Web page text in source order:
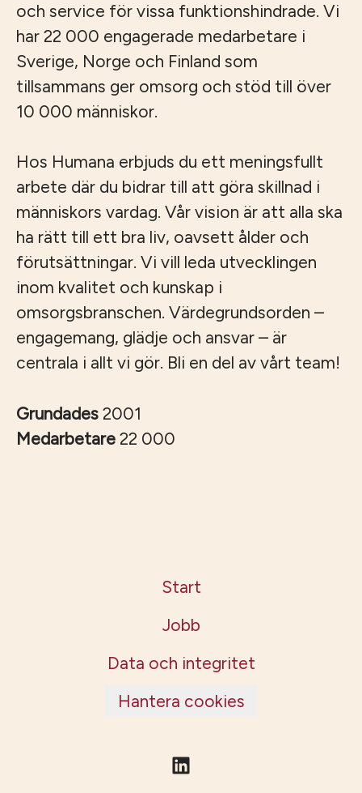
och service för vissa funktionshindrade. Vi
har 22 000 engagerade medarbetare i
Sverige, Norge och Finland som
tillsammans ger omsorg och stöd till över
10 000 människor.
Hos Humana erbjuds du ett meningsfullt
arbete där du bidrar till att göra skillnad i
människors vardag. Vår vision är att alla ska
ha rätt till ett bra liv, oavsett ålder och
förutsättningar. Vi vill leda utvecklingen
inom kvalitet och kunskap i
omsorgsbranschen. Värdegrundsorden –
engagemang, glädje och ansvar – är
centrala i allt vi gör. Bli en del av vårt team!
Grundades 2001
Medarbetare 22 000
Start
Jobb
Data och integritet
Hantera cookies